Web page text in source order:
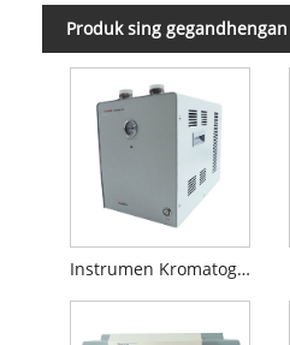
Produk sing gegandhengan
Instrumen Kromatografi Gas